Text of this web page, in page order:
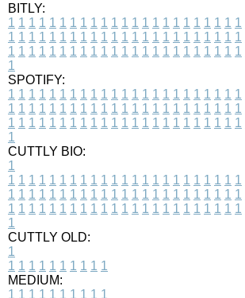
BITLY:
1 1 1 1 1 1 1 1 1 1 1 1 1 1 1 1 1 1 1 1 1 1 1
1 1 1 1 1 1 1 1 1 1 1 1 1 1 1 1 1 1 1 1 1 1 1
1 1 1 1 1 1 1 1 1 1 1 1 1 1 1 1 1 1 1 1 1 1 1
1
SPOTIFY:
1 1 1 1 1 1 1 1 1 1 1 1 1 1 1 1 1 1 1 1 1 1 1
1 1 1 1 1 1 1 1 1 1 1 1 1 1 1 1 1 1 1 1 1 1 1
1 1 1 1 1 1 1 1 1 1 1 1 1 1 1 1 1 1 1 1 1 1 1
1
CUTTLY BIO:
1
1 1 1 1 1 1 1 1 1 1 1 1 1 1 1 1 1 1 1 1 1 1 1
1 1 1 1 1 1 1 1 1 1 1 1 1 1 1 1 1 1 1 1 1 1 1
1 1 1 1 1 1 1 1 1 1 1 1 1 1 1 1 1 1 1 1 1 1 1
1
CUTTLY OLD:
1
1 1 1 1 1 1 1 1 1 1
MEDIUM:
1 1 1 1 1 1 1 1 1 1